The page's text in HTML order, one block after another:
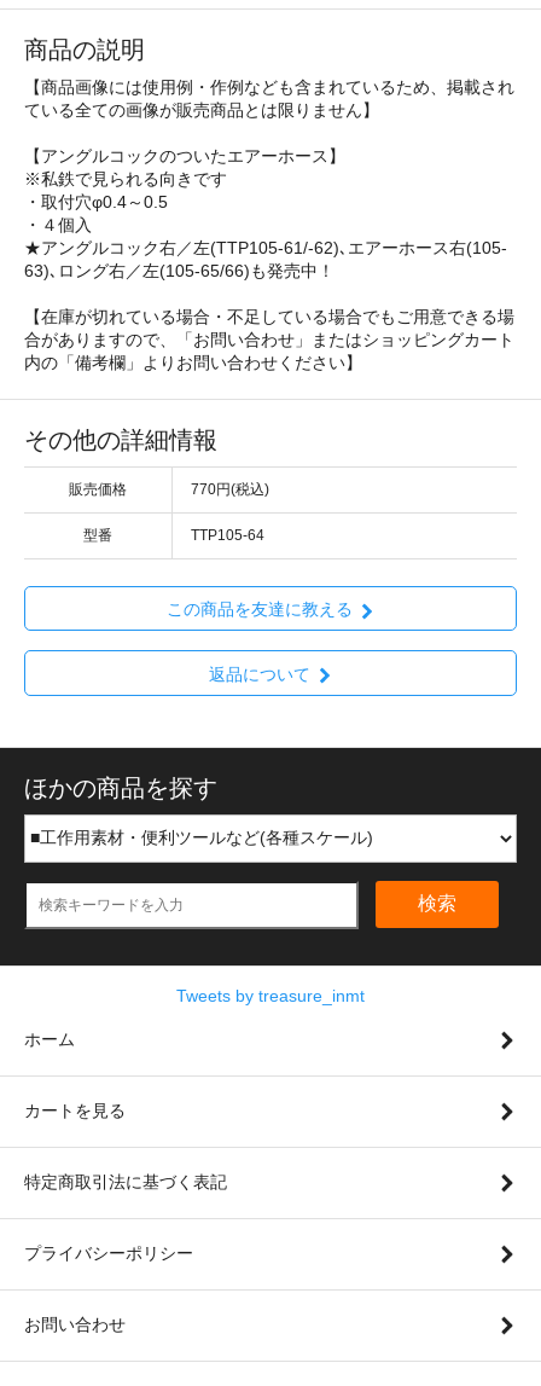
商品の説明
【商品画像には使用例・作例なども含まれているため、掲載され
ている全ての画像が販売商品とは限りません】
【アングルコックのついたエアーホース】
※私鉄で見られる向きです
・取付穴φ0.4～0.5
・４個入
★アングルコック右／左(TTP105-61/-62)､エアーホース右(105-
63)､ロング右／左(105-65/66)も発売中！
【在庫が切れている場合・不足している場合でもご用意できる場
合がありますので、「お問い合わせ」またはショッピングカート
内の「備考欄」よりお問い合わせください】
その他の詳細情報
販売価格 770円(税込)
型番 TTP105-64
この商品を友達に教える
返品について
ほかの商品を探す
検索
Tweets by treasure_inmt
ホーム
カートを見る
特定商取引法に基づく表記
プライバシーポリシー
お問い合わせ